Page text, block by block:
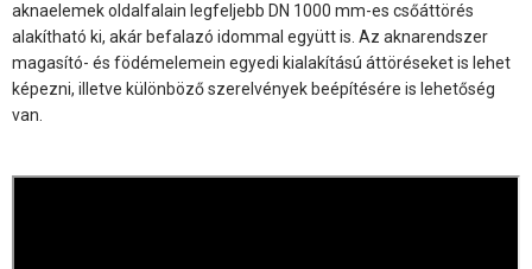
aknaelemek oldalfalain legfeljebb DN 1000 mm-es csőáttörés
alakítható ki, akár befalazó idommal együtt is. Az aknarendszer
magasító- és födémelemein egyedi kialakítású áttöréseket is lehet
képezni, illetve különböző szerelvények beépítésére is lehetőség
van.